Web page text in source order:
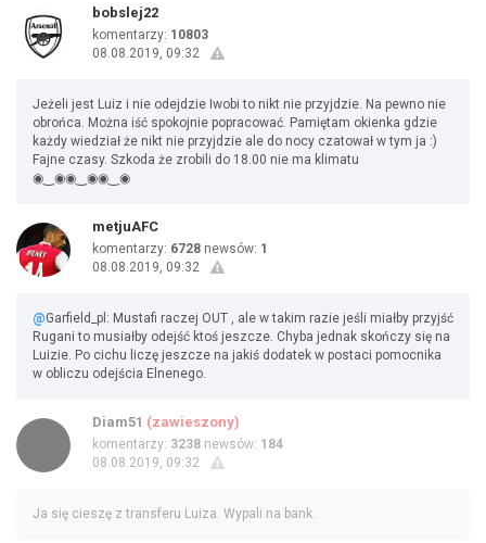
bobslej22
komentarzy: 10803
08.08.2019, 09:32
Jeżeli jest Luiz i nie odejdzie Iwobi to nikt nie przyjdzie. Na pewno nie
obrońca. Można iść spokojnie popracować. Pamiętam okienka gdzie
każdy wiedział że nikt nie przyjdzie ale do nocy czatował w tym ja :)
Fajne czasy. Szkoda że zrobili do 18.00 nie ma klimatu
◉‿◉◉‿◉◉‿◉
metjuAFC
komentarzy: 6728 newsów: 1
08.08.2019, 09:32
@Garfield_pl: Mustafi raczej OUT , ale w takim razie jeśli miałby przyjść
Rugani to musiałby odejść ktoś jeszcze. Chyba jednak skończy się na
Luizie. Po cichu liczę jeszcze na jakiś dodatek w postaci pomocnika
w obliczu odejścia Elnenego.
Diam51 (zawieszony)
komentarzy: 3238 newsów: 184
08.08.2019, 09:32
Ja się cieszę z transferu Luiza. Wypali na bank.